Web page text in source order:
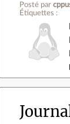
Posté par
Étiquettes :